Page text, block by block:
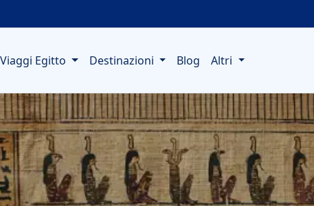
Viaggi Egitto Destinazioni Blog Altri